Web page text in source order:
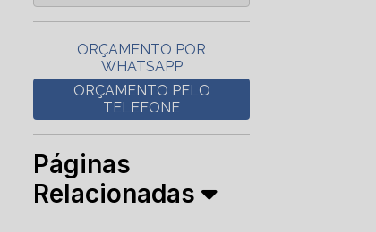
ORÇAMENTO POR
WHATSAPP
ORÇAMENTO PELO
TELEFONE
Páginas
Relacionadas